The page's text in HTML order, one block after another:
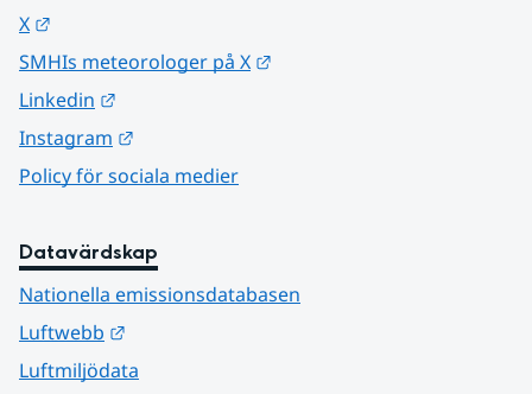
X
SMHIs meteorologer på X
Linkedin
Instagram
Policy för sociala medier
Datavärdskap
Nationella emissionsdatabasen
Luftwebb
Luftmiljödata